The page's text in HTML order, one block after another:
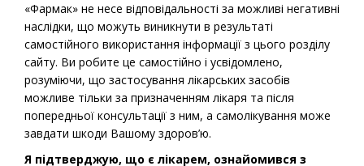
«Фармак» не несе відповідальності за можливі негативні
наслідки, що можуть виникнути в результаті
самостійного використання інформації з цього розділу
сайту. Ви робите це самостійно і усвідомлено,
розуміючи, що застосування лікарських засобів
можливе тільки за призначенням лікаря та після
попередньої консультації з ним, а самолікування може
завдати шкоди Вашому здоров’ю.
Я підтверджую, що є лікарем, ознайомився з